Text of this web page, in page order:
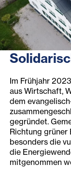
Im Frühjahr
aus Wirtschaft,
dem
gegründet.
Richtung grüner
besonders die
die
mitgenommen